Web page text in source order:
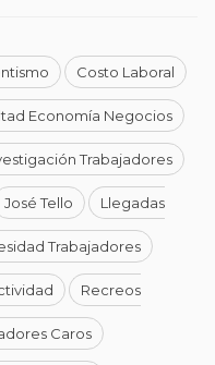
Costo Laboral
Economía Negocios
Trabajadores
José Tello Llegadas
Trabajadores
Recreos
Caros